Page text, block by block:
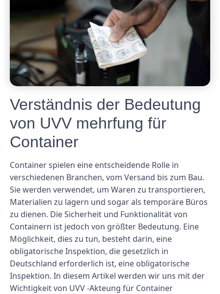
Verständnis der Bedeutung
von UVV mehrfung für
Container
Container spielen eine entscheidende Rolle in
verschiedenen Branchen, vom Versand bis zum Bau.
Sie werden verwendet, um Waren zu transportieren,
Materialien zu lagern und sogar als temporäre Büros
zu dienen. Die Sicherheit und Funktionalität von
Containern ist jedoch von größter Bedeutung. Eine
Möglichkeit, dies zu tun, besteht darin, eine
obligatorische Inspektion, die gesetzlich in
Deutschland erforderlich ist, eine obligatorische
Inspektion. In diesem Artikel werden wir uns mit der
Wichtigkeit von UVV -Akteung für Container